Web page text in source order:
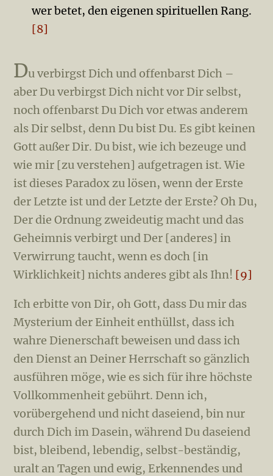
wer betet, den eigenen spirituellen Rang.
[8]
Du verbirgst Dich und offenbarst Dich –
aber Du verbirgst Dich nicht vor Dir selbst,
noch offenbarst Du Dich vor etwas anderem
als Dir selbst, denn Du bist Du. Es gibt keinen
Gott außer Dir. Du bist, wie ich bezeuge und
wie mir [zu verstehen] aufgetragen ist. Wie
ist dieses Paradox zu lösen, wenn der Erste
der Letzte ist und der Letzte der Erste? Oh Du,
Der die Ordnung zweideutig macht und das
Geheimnis verbirgt und Der [anderes] in
Verwirrung taucht, wenn es doch [in
Wirklichkeit] nichts anderes gibt als Ihn! [9]
Ich erbitte von Dir, oh Gott, dass Du mir das
Myste­rium der Einheit enthüllst, dass ich
wahre Dienerschaft beweisen und dass ich
den Dienst an Deiner Herrschaft so gänzlich
ausführen möge, wie es sich für ihre höchste
Voll­kommenheit gebührt. Denn ich,
vorübergehend und nicht daseiend, bin nur
durch Dich im Dasein, während Du daseiend
bist, bleibend, lebendig, selbst-beständig,
uralt an Tagen und ewig, Erkennendes und